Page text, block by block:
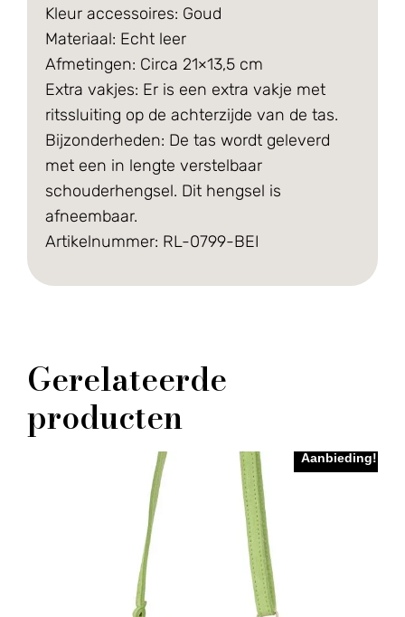
Kleur accessoires: Goud
Materiaal: Echt leer
Afmetingen: Circa 21×13,5 cm
Extra vakjes: Er is een extra vakje met
ritssluiting op de achterzijde van de tas.
Bijzonderheden: De tas wordt geleverd
met een in lengte verstelbaar
schouderhengsel. Dit hengsel is
afneembaar.
Artikelnummer: RL-0799-BEI
Gerelateerde
producten
Aanbieding!